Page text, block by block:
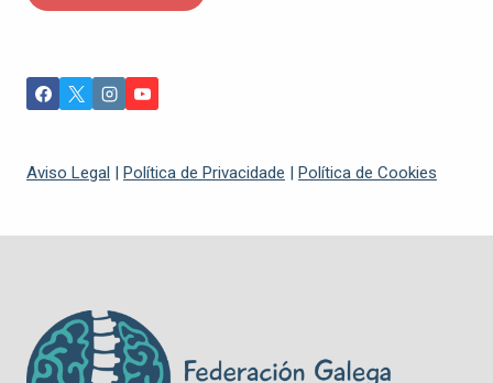
Aviso Legal | Política de Privacidade | Política de Cookies